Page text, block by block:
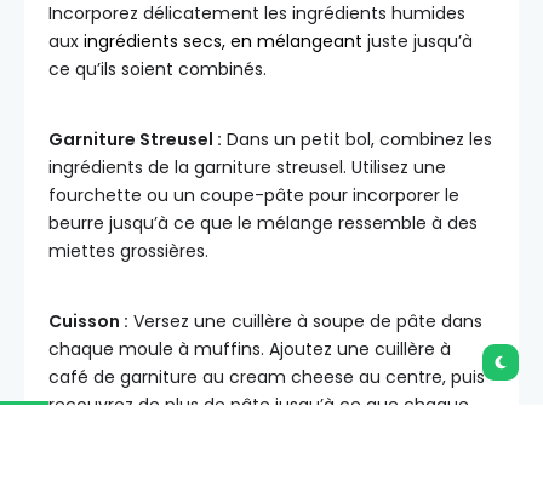
Incorporez délicatement les ingrédients humides
aux ingrédients secs, en mélangeant juste jusqu’à
ce qu’ils soient combinés.
Garniture Streusel : Dans un petit bol, combinez les
ingrédients de la garniture streusel. Utilisez une
fourchette ou un coupe-pâte pour incorporer le
beurre jusqu’à ce que le mélange ressemble à des
miettes grossières.
Cuisson : Versez une cuillère à soupe de pâte dans
chaque moule à muffins. Ajoutez une cuillère à
café de garniture au cream cheese au centre, puis
recouvrez de plus de pâte jusqu’à ce que chaque